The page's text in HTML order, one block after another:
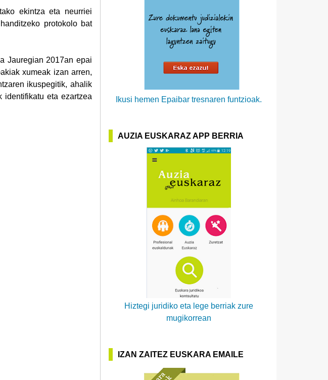
ekintza eta neurriei
protokolo bat
Jauregian 2017an epai
xumeak izan arren,
ikuspegitik, ahalik
identifikatu eta ezartzea
Ikusi hemen Epaibar tresnaren funtzioak.
AUZIA EUSKARAZ APP BERRIA
Hiztegi juridiko eta lege berriak zure
mugikorrean
IZAN ZAITEZ EUSKARA EMAILE